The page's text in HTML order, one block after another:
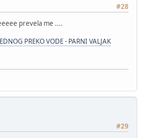
#28
prevela me ....
PREKO VODE - PARNI VALJAK
#29